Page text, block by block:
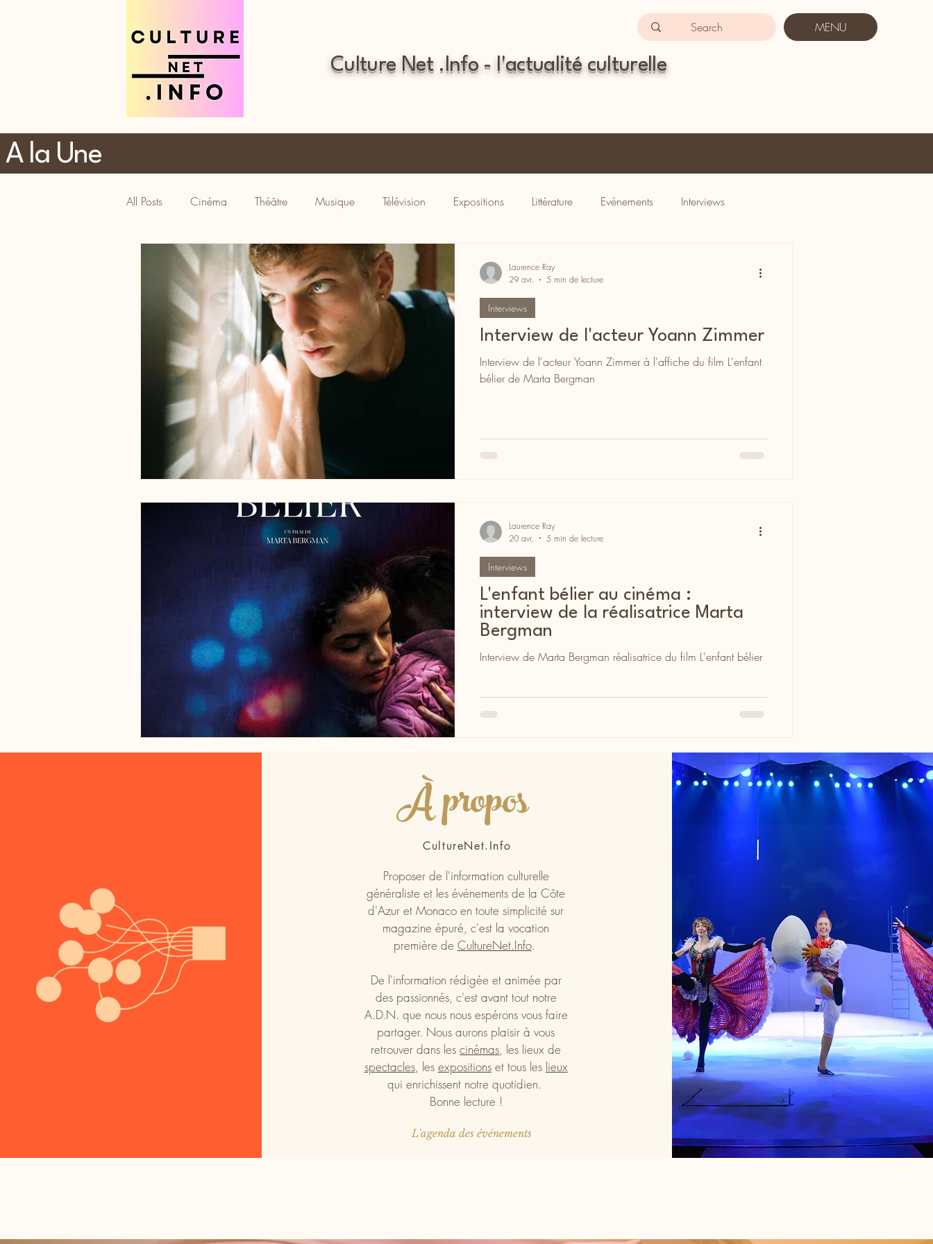
MENU
Culture Net .Info - l'actualité culturelle
A la Une
All Posts Cinéma Théâtre Musique Télévision Expositions Littérature Evénements Interviews
Tourisme Gastronomie
Interview de l'acteur Yoann Zimmer
Interview de l'acteur Yoann Zimmer à l'affiche du film L'enfant
bélier de Marta Bergman
Interviews
Laurence Ray
29 avr.
5 min de lecture
L'enfant bélier au cinéma :
interview de la réalisatrice Marta
Bergman
Interview de Marta Bergman réalisatrice du film L'enfant bélier
Interviews
Laurence Ray
20 avr.
5 min de lecture
À propos
CultureNet.Info
Proposer de l'information culturelle
généraliste et les événements de la Côte
d'Azur et Monaco en toute simplicité sur
magazine épuré, c'est la vocation
première de CultureNet.Info.
De l'information rédigée et animée par
des passionnés, c'est avant tout notre
A.D.N. que nous nous espérons vous faire
partager. Nous aurons plaisir à vous
retrouver dans lescinémas, les lieux de
spectacles, les expositionset tous les lieux
qui enrichissent notre quotidien.
Bonne lecture !
L'agenda des événements